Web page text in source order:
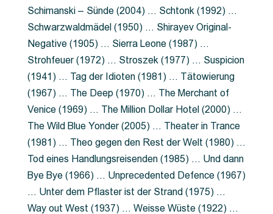
Schimanski – Sünde (2004) … Schtonk (1992) …
Schwarzwaldmädel (1950) … Shirayev Original-
Negative (1905) … Sierra Leone (1987) …
Strohfeuer (1972) … Stroszek (1977) … Suspicion
(1941) … Tag der Idioten (1981) … Tätowierung
(1967) … The Deep (1970) … The Merchant of
Venice (1969) … The Million Dollar Hotel (2000) …
The Wild Blue Yonder (2005) … Theater in Trance
(1981) … Theo gegen den Rest der Welt (1980) …
Tod eines Handlungsreisenden (1985) … Und dann
Bye Bye (1966) … Unprecedented Defence (1967)
… Unter dem Pflaster ist der Strand (1975) …
Way out West (1937) … Weisse Wüste (1922) …